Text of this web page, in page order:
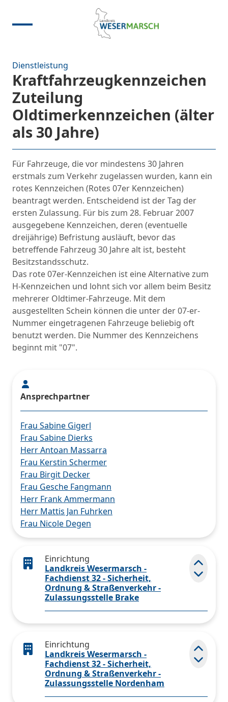
Dienstleistung
Kraftfahrzeugkennzeichen
Zuteilung
Oldtimerkennzeichen (älter
als 30 Jahre)
Ansprechpartner
Frau Sabine Gigerl
Frau Sabine Dierks
Herr Antoan Massarra
Frau Kerstin Schermer
Frau Birgit Decker
Frau Gesche Fangmann
Herr Frank Ammermann
Herr Mattis Jan Fuhrken
Frau Nicole Degen
Für Fahrzeuge, die vor mindestens 30 Jahren
erstmals zum Verkehr zugelassen wurden, kann ein
rotes Kennzeichen (Rotes 07er Kennzeichen)
beantragt werden. Entscheidend ist der Tag der
ersten Zulassung. Für bis zum 28. Februar 2007
ausgegebene Kennzeichen, deren (eventuelle
dreijährige) Befristung ausläuft, bevor das
betreffende Fahrzeug 30 Jahre alt ist, besteht
Besitzstandsschutz.
Das rote 07er-Kennzeichen ist eine Alternative zum
H-Kennzeichen und lohnt sich vor allem beim Besitz
mehrerer Oldtimer-Fahrzeuge. Mit dem
ausgestellten Schein können die unter der 07-er-
Nummer eingetragenen Fahrzeuge beliebig oft
benutzt werden. Die Nummer des Kennzeichens
beginnt mit "07".
Einrichtung
Landkreis Wesermarsch -
Fachdienst 32 - Sicherheit,
Ordnung & Straßenverkehr -
Zulassungsstelle Brake
Einrichtung
Landkreis Wesermarsch -
Fachdienst 32 - Sicherheit,
Ordnung & Straßenverkehr -
Zulassungsstelle Nordenham